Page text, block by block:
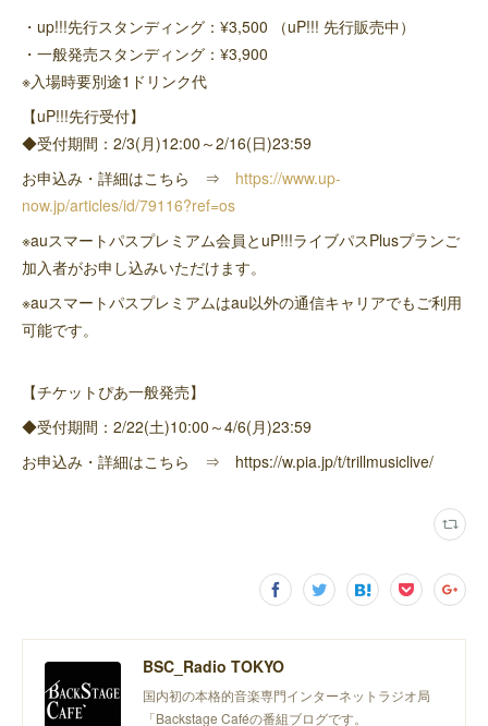
・up!!!先行スタンディング：¥3,500 （uP!!! 先行販売中）
・一般発売スタンディング：¥3,900
※入場時要別途1ドリンク代
【uP!!!先行受付】
◆受付期間：2/3(月)12:00～2/16(日)23:59
お申込み・詳細はこちら ⇒ https://www.up-
now.jp/articles/id/79116?ref=os
※auスマートパスプレミアム会員とuP!!!ライブパスPlusプランご
加入者がお申し込みいただけます。
※auスマートパスプレミアムはau以外の通信キャリアでもご利用
可能です。
【チケットぴあ一般発売】
◆受付期間：2/22(土)10:00～4/6(月)23:59
お申込み・詳細はこちら ⇒ https://w.pia.jp/t/trillmusiclive/
BSC_Radio TOKYO
国内初の本格的音楽専門インターネットラジオ局
「Backstage Caféの番組ブログです。